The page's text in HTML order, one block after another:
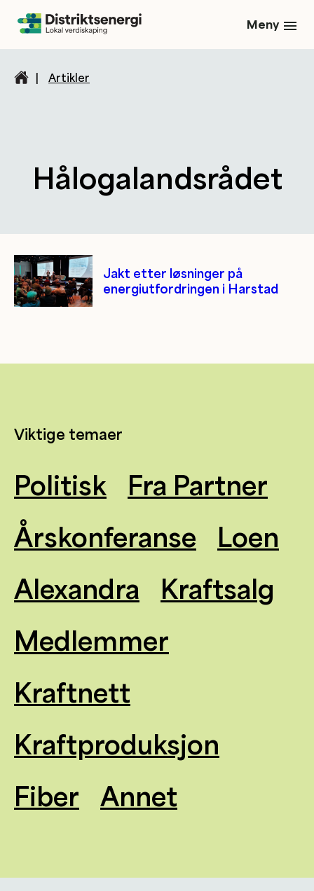
Meny
Artikler
Hålogalandsrådet
Kategori/tag artikler
Jakt etter løsninger på
energiutfordringen i Harstad
Viktige temaer
Politisk
Fra Partner
Årskonferanse
Loen
Alexandra
Kraftsalg
Medlemmer
Kraftnett
Kraftproduksjon
Fiber
Annet